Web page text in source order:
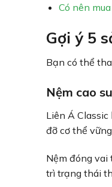
Có nên
Gợi ý 5
Bạn có thể
Nệm cao
Liên Á
đỡ cơ thể
Nệm đóng vai
trì trạng thái